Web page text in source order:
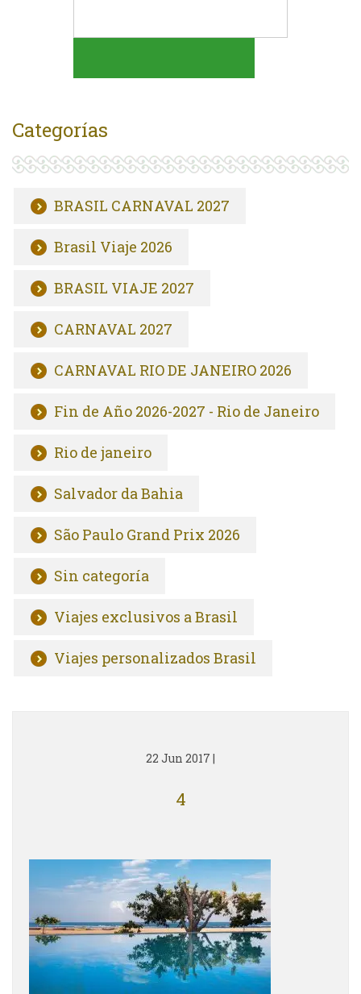
Categorías
BRASIL CARNAVAL 2027
Brasil Viaje 2026
BRASIL VIAJE 2027
CARNAVAL 2027
CARNAVAL RIO DE JANEIRO 2026
Fin de Año 2026-2027 - Rio de Janeiro
Rio de janeiro
Salvador da Bahia
São Paulo Grand Prix 2026
Sin categoría
Viajes exclusivos a Brasil
Viajes personalizados Brasil
22 Jun 2017 |
4